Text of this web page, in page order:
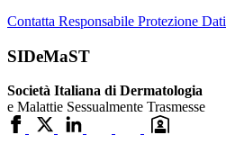
Contatta Responsabile Protezione Dati
SIDeMaST
Società Italiana di Dermatologia
e Malattie Sessualmente Trasmesse